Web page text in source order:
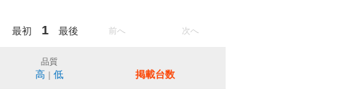
前へ 次へ
最初 1 最後
品質
高 低 掲載台数